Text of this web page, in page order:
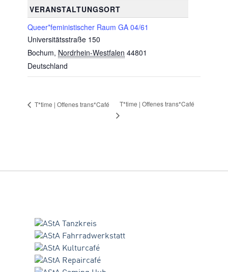
VERANSTALTUNGSORT
Queer*feministischer Raum GA 04/61
Universitätsstraße 150
Bochum, Nordrhein-Westfalen 44801
Deutschland
T*time | Offenes trans*Café T*time | Offenes trans*Café